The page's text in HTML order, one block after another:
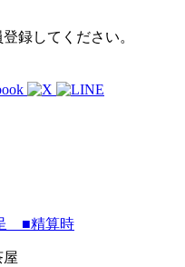
録してください。
■精算時
屋